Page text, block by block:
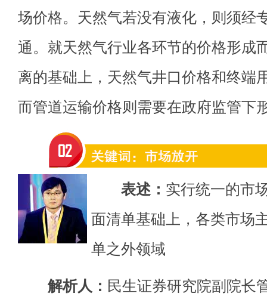
场价格。天然气若没有液化，则须经
通。就天然气行业各环节的价格形成
离的基础上，天然气井口价格和终端
而管道运输价格则需要在政府监管下
表述： 实行统一的市
面清单基础上，各类市场
单之外领域
解析人： 民生证券研究院副院长